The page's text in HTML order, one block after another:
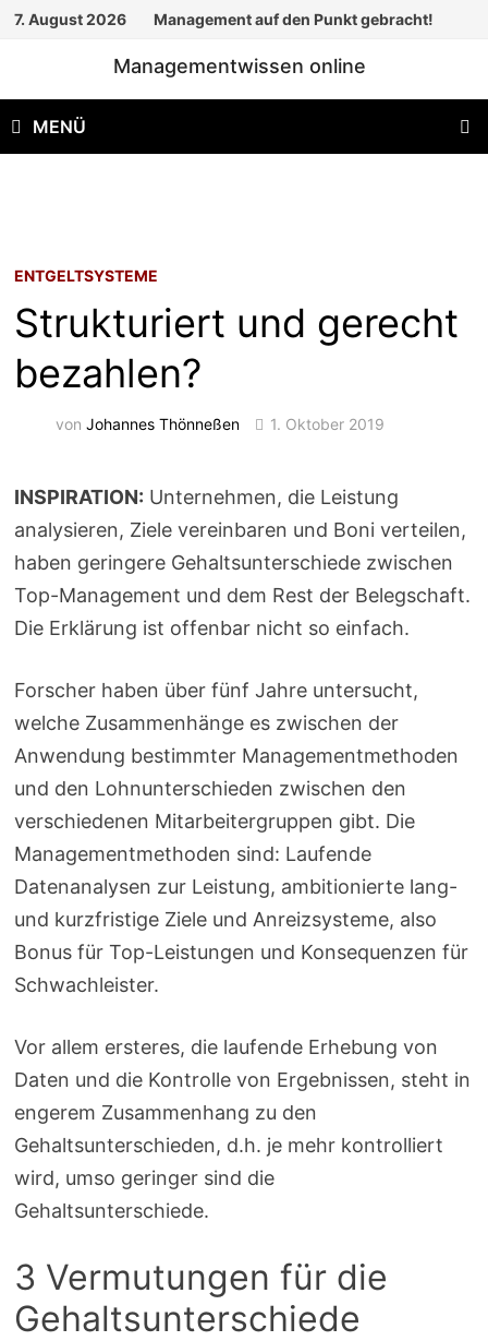
Zum
7. August 2026 Management auf den Punkt gebracht!
Managementwissen online
MENÜ
ENTGELTSYSTEME
Strukturiert und gerecht
bezahlen?
vonJohannes Thönneßen 1. Oktober 2019
INSPIRATION: Unternehmen, die Leistung
analysieren, Ziele vereinbaren und Boni verteilen,
haben geringere Gehaltsunterschiede zwischen
Top-Management und dem Rest der Belegschaft.
Die Erklärung ist offenbar nicht so einfach.
Forscher haben über fünf Jahre untersucht,
welche Zusammenhänge es zwischen der
Anwendung bestimmter Managementmethoden
und den Lohnunterschieden zwischen den
verschiedenen Mitarbeitergruppen gibt. Die
Managementmethoden sind: Laufende
Datenanalysen zur Leistung, ambitionierte lang-
und kurzfristige Ziele und Anreizsysteme, also
Bonus für Top-Leistungen und Konsequenzen für
Schwachleister.
Vor allem ersteres, die laufende Erhebung von
Daten und die Kontrolle von Ergebnissen, steht in
engerem Zusammenhang zu den
Gehaltsunterschieden, d.h. je mehr kontrolliert
wird, umso geringer sind die
Gehaltsunterschiede.
3 Vermutungen für die
Gehaltsunterschiede